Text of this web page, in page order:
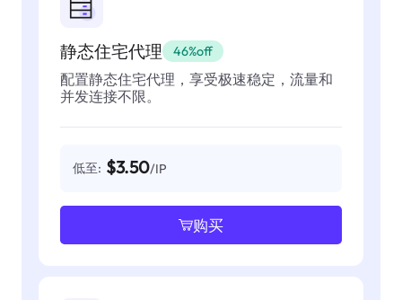
静态住宅代理 46%off
配置静态住宅代理，享受极速稳定，流量和
并发连接不限。
低至: $3.50/IP
购买